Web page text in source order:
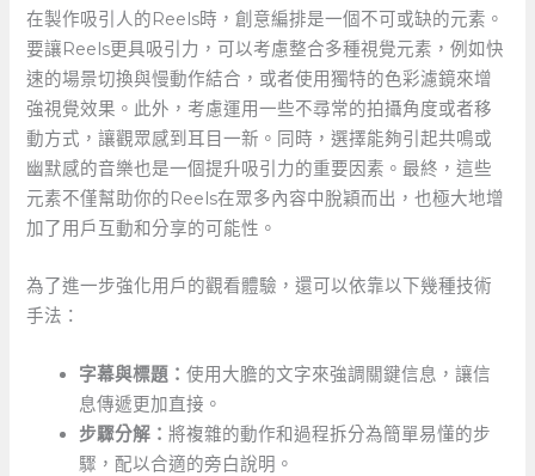
在製作吸引人的Reels時，創意編排是一個不可或缺的元素。
要讓Reels更具吸引力，可以考慮整合多種視覺元素，例如快
速的場景切換與慢動作結合，或者使用獨特的色彩濾鏡來增
強視覺效果。此外，考慮運用一些不尋常的拍攝角度或者移
動方式，讓觀眾感到耳目一新。同時，選擇能夠引起共鳴或
幽默感的音樂也是一個提升吸引力的重要因素。最終，這些
元素不僅幫助你的Reels在眾多內容中脫穎而出，也極大地增
加了用戶互動和分享的可能性。
為了進一步強化用戶的觀看體驗，還可以依靠以下幾種技術
手法：
字幕與標題：使用大膽的文字來強調關鍵信息，讓信
息傳遞更加直接。
步驟分解：將複雜的動作和過程拆分為簡單易懂的步
驟，配以合適的旁白說明。